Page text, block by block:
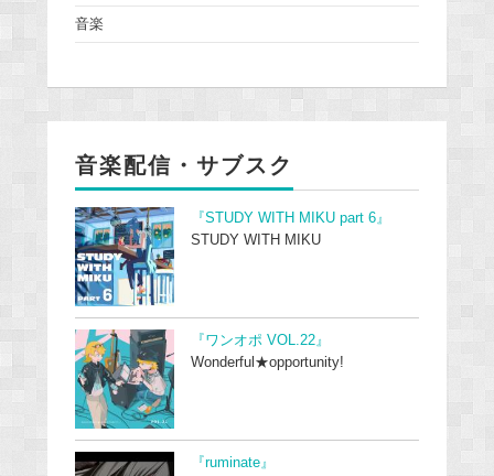
音楽
音楽配信・サブスク
『STUDY WITH MIKU part 6』
STUDY WITH MIKU
『ワンオポ VOL.22』
Wonderful★opportunity!
『ruminate』